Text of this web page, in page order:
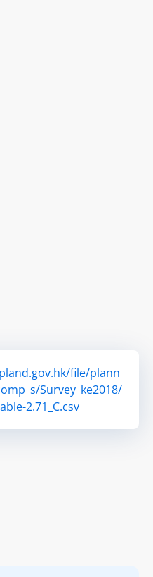
file/plann
Survey_ke2018/
2.71_C.csv